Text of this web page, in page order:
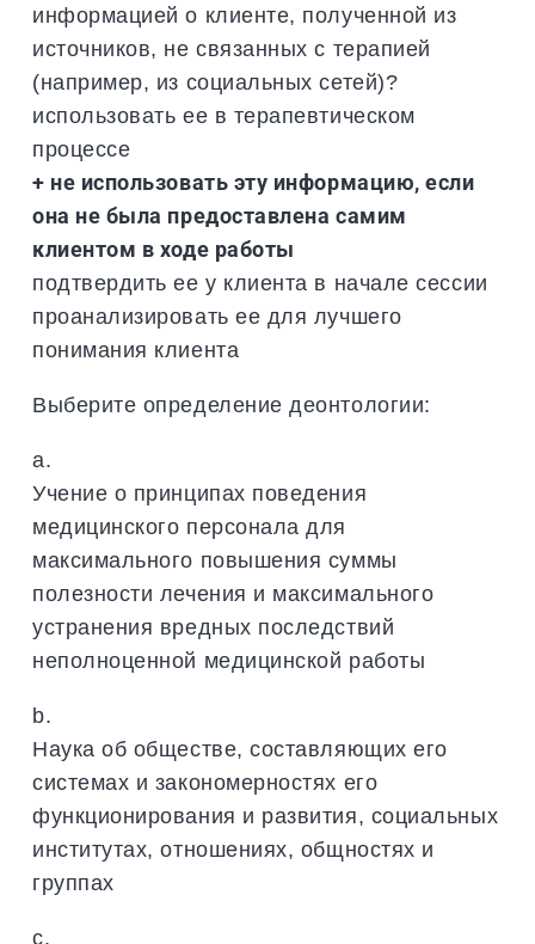
информацией о клиенте, полученной из
источников, не связанных с терапией
(например, из социальных сетей)?
использовать ее в терапевтическом
процессе
+ не использовать эту информацию, если
она не была предоставлена самим
клиентом в ходе работы
подтвердить ее у клиента в начале сессии
проанализировать ее для лучшего
понимания клиента
Выберите определение деонтологии:
a.
Учение о принципах поведения
медицинского персонала для
максимального повышения суммы
полезности лечения и максимального
устранения вредных последствий
неполноценной медицинской работы
b.
Наука об обществе, составляющих его
системах и закономерностях его
функционирования и развития, социальных
институтах, отношениях, общностях и
группах
c.